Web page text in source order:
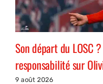
Son départ du LOSC
responsabilité sur
9 août 2026